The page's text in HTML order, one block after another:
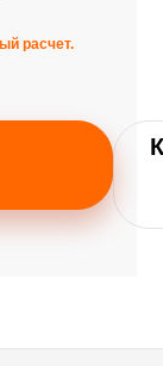
расчет.